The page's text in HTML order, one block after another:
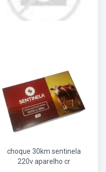
choque 30km sentinela
220v aparelho cr